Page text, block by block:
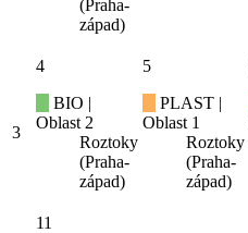
(Praha-
západ)
3
4
BIO |
Oblast 2
Roztoky
(Praha-
západ)
5
PLAST |
Oblast 1
Roztoky
(Praha-
západ)
11